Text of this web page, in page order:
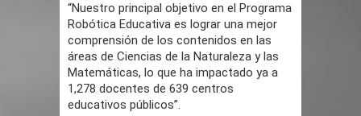
“Nuestro principal objetivo en el Programa
Robótica Educativa es lograr una mejor
comprensión de los contenidos en las
áreas de Ciencias de la Naturaleza y las
Matemáticas, lo que ha impactado ya a
1,278 docentes de 639 centros
educativos públicos”.